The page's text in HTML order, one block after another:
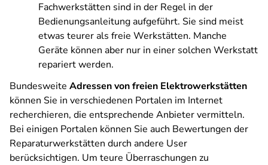
Fachwerkstätten sind in der Regel in der
Bedienungsanleitung aufgeführt. Sie sind meist
etwas teurer als freie Werkstätten. Manche
Geräte können aber nur in einer solchen Werkstatt
repariert werden.
Bundesweite Adressen von freien Elektrowerkstätten
können Sie in verschiedenen Portalen im Internet
recherchieren, die entsprechende Anbieter vermitteln.
Bei einigen Portalen können Sie auch Bewertungen der
Reparaturwerkstätten durch andere User
berücksichtigen. Um teure Überraschungen zu